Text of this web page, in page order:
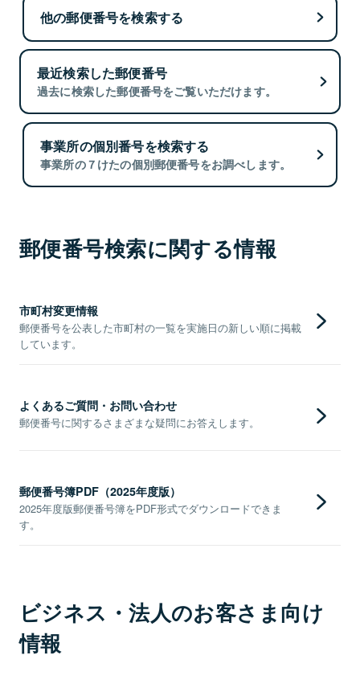
他の郵便番号を検索する
最近検索した郵便番号
過去に検索した郵便番号をご覧いただけます。
事業所の個別番号を検索する
事業所の７けたの個別郵便番号をお調べします。
郵便番号検索に関する情報
市町村変更情報
郵便番号を公表した市町村の一覧を実施日の新しい順に掲載
しています。
よくあるご質問・お問い合わせ
郵便番号に関するさまざまな疑問にお答えします。
郵便番号簿PDF（2025年度版）
2025年度版郵便番号簿をPDF形式でダウンロードできま
す。
ビジネス・法人のお客さま向け
情報